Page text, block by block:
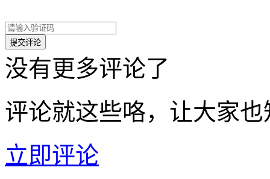
没有更多评论了
评论就这些咯，让大家
立即评论